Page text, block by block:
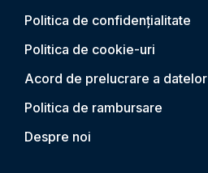
Politica de confidențialitate
Politica de cookie-uri
Acord de prelucrare a datelor
Politica de rambursare
Despre noi